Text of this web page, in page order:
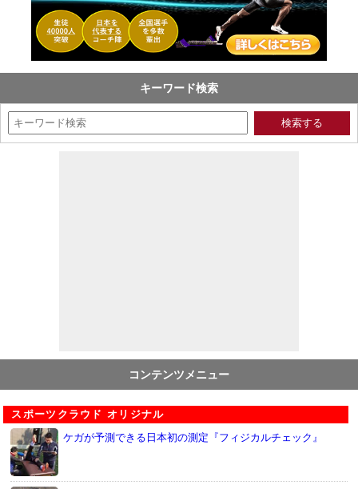
キーワード検索
コンテンツメニュー
スポーツクラウド オリジナル
ケガが予測できる日本初の測定『フィジカルチェック』